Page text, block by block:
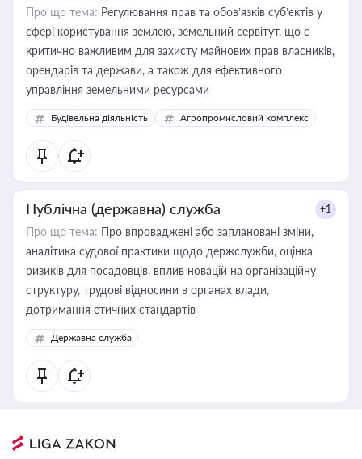
Про що тема: Регулювання прав та обов’язків суб’єктів у
сфері користування землею, земельний сервітут, що є
критично важливим для захисту майнових прав власників,
орендарів та держави, а також для ефективного
управління земельними ресурсами
Будівельна діяльність Агропромисловий комплекс
Публічна (державна) служба +1
Про що тема: Про впроваджені або заплановані зміни,
аналітика судової практики щодо держслужби, оцінка
ризиків для посадовців, вплив новацій на організаційну
структуру, трудові відносини в органах влади,
дотримання етичних стандартів
Державна служба